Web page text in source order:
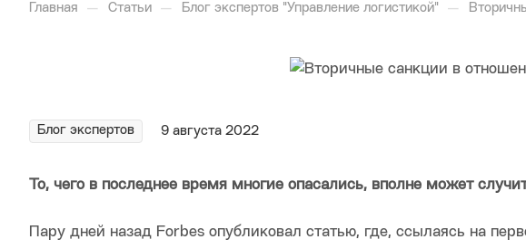
Главная — Статьи — Блог экспертов "Управление логистикой" —
Блог экспертов 9 августа 2022
То, чего в последнее время многие опасались, вполне может
Пару дней назад Forbes опубликовал статью, где, ссылаясь на